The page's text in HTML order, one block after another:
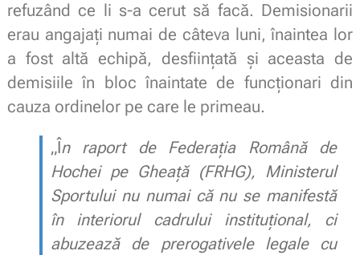
refuzând ce li s-a cerut să facă. Demisionarii
erau angajați numai de câteva luni, înaintea lor
a fost altă echipă, desființată și aceasta de
demisiile în bloc înaintate de funcționari din
cauza ordinelor pe care le primeau.
„În raport de Federaţia Română de
Hochei pe Gheaţă (FRHG), Ministerul
Sportului nu numai că nu se manifestă
în interiorul cadrului instituţional, ci
abuzează de prerogativele legale cu